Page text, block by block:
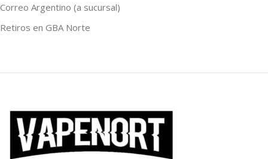
Correo Argentino (a sucursal)
Retiros en GBA Norte